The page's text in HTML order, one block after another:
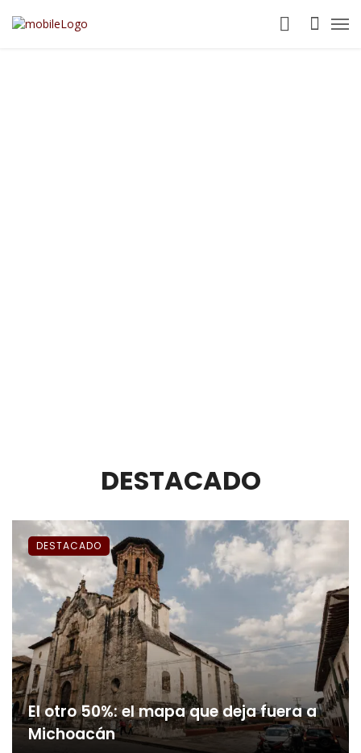
DESTACADO
El otro 50%: el mapa que deja fuera a
Michoacán
DESTACADO